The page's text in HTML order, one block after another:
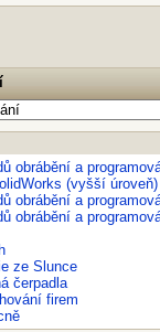
obrábění a
(vyšší úroveň)
obrábění a
obrábění a
ze Slunce
čerpadla
firem